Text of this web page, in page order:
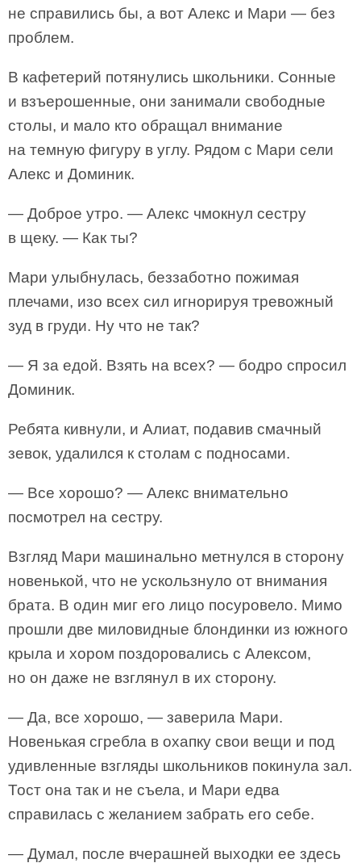
не справились бы, а вот Алекс и Мари — без
проблем.
В кафетерий потянулись школьники. Сонные
и взъерошенные, они занимали свободные
столы, и мало кто обращал внимание
на темную фигуру в углу. Рядом с Мари сели
Алекс и Доминик.
— Доброе утро. — Алекс чмокнул сестру
в щеку. — Как ты?
Мари улыбнулась, беззаботно пожимая
плечами, изо всех сил игнорируя тревожный
зуд в груди. Ну что не так?
— Я за едой. Взять на всех? — бодро спросил
Доминик.
Ребята кивнули, и Алиат, подавив смачный
зевок, удалился к столам с подносами.
— Все хорошо? — Алекс внимательно
посмотрел на сестру.
Взгляд Мари машинально метнулся в сторону
новенькой, что не ускользнуло от внимания
брата. В один миг его лицо посуровело. Мимо
прошли две миловидные блондинки из южного
крыла и хором поздоровались с Алексом,
но он даже не взглянул в их сторону.
— Да, все хорошо, — заверила Мари.
Новенькая сгребла в охапку свои вещи и под
удивленные взгляды школьников покинула зал.
Тост она так и не съела, и Мари едва
справилась с желанием забрать его себе.
— Думал, после вчерашней выходки ее здесь